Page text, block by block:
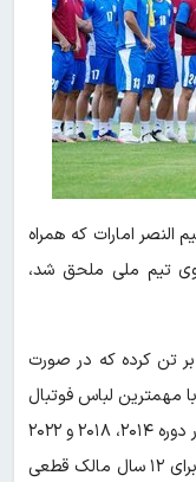
النصر امارات که همراه
تیم ملی ملحق شد،
شماره ۱۰ تیم ملی را بر تن کرده که در صورت
مهمترین لباس فوتبال
ملی ایران به ثبت خواهد رسید. جالب اینکه در دوره ۲۰۱۴، ۲۰۱۸ و ۲۰۲۲
کریم انصاریفرد این پیراهن را بر تن داشت و برای ۱۲ سال مالک قطعی